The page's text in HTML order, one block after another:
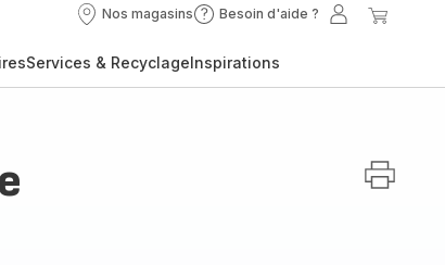
Nos magasins
Nos
Besoin d'aide ?
Besoin
?
Mon
Services & RecyclageInspirations